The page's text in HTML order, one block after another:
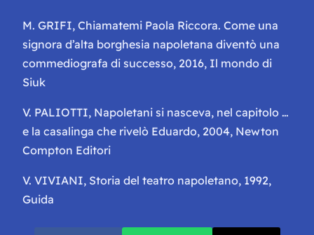
M. GRIFI, Chiamatemi Paola Riccora. Come una
signora d’alta borghesia napoletana diventò una
commediografa di successo, 2016, Il mondo di
Siuk
V. PALIOTTI, Napoletani si nasceva, nel capitolo …
e la casalinga che rivelò Eduardo, 2004, Newton
Compton Editori
V. VIVIANI, Storia del teatro napoletano, 1992,
Guida